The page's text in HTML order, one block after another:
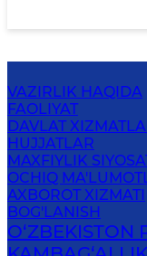
VAZIRLIK HAQIDA
FAOLIYAT
DAVLAT
HUJJATLAR
MAXFIYLIK
OCHIQ
AXBOROT XIZMATI
BOG'LANISH
O‘ZBEKISTON